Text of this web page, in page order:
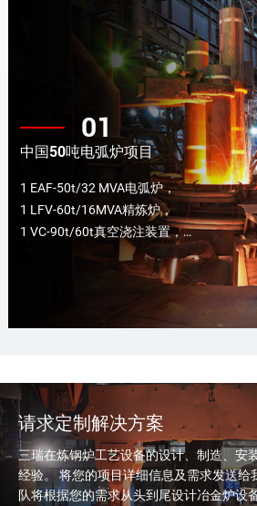
01
中国50吨电弧炉项目
1 EAF-50t/32 MVA电弧炉，
1 LFV-60t/16MVA精炼炉，
1 VC-90t/60t真空浇注装置，
2套全自动合金加料系统，
1套120000Nm3/h除尘系统...
请求定制解决方案
三瑞在炼钢炉工艺设备的设计、制造、安
经验。 将您的项目详细信息及需求发送给
队将根据您的需求从头到尾设计冶金炉设